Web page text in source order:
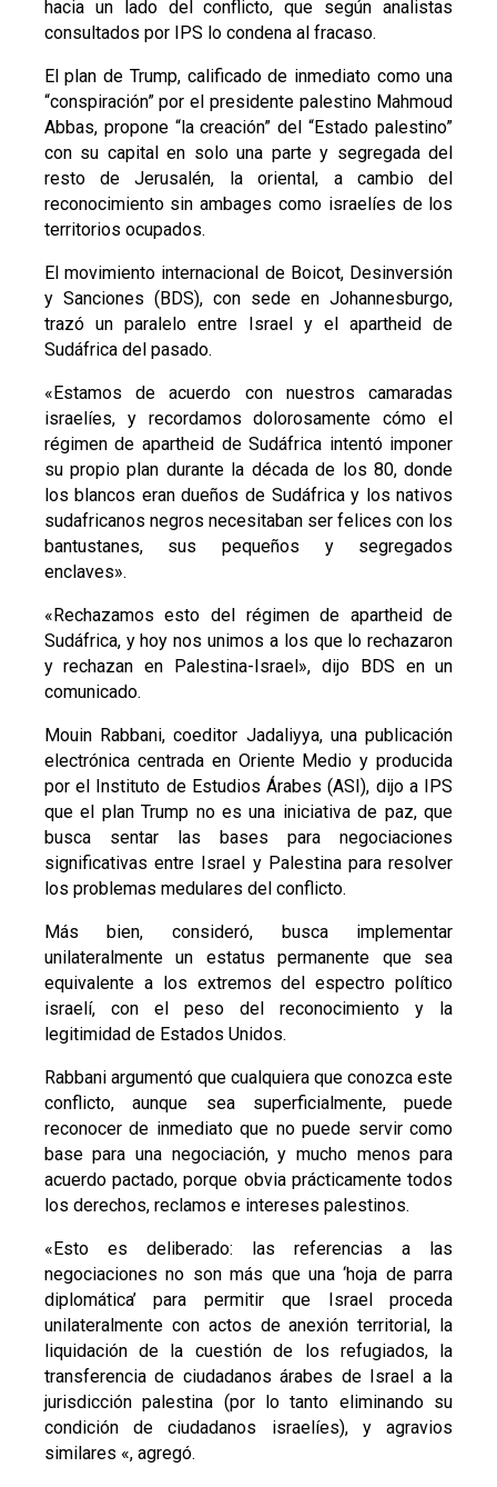
hacia un lado del conflicto, que según analistas
consultados por IPS lo condena al fracaso.
El plan de Trump, calificado de inmediato como una
“conspiración” por el presidente palestino Mahmoud
Abbas, propone “la creación” del “Estado palestino”
con su capital en solo una parte y segregada del
resto de Jerusalén, la oriental, a cambio del
reconocimiento sin ambages como israelíes de los
territorios ocupados.
El movimiento internacional de Boicot, Desinversión
y Sanciones (BDS), con sede en Johannesburgo,
trazó un paralelo entre Israel y el apartheid de
Sudáfrica del pasado.
«Estamos de acuerdo con nuestros camaradas
israelíes, y recordamos dolorosamente cómo el
régimen de apartheid de Sudáfrica intentó imponer
su propio plan durante la década de los 80, donde
los blancos eran dueños de Sudáfrica y los nativos
sudafricanos negros necesitaban ser felices con los
bantustanes, sus pequeños y segregados
enclaves».
«Rechazamos esto del régimen de apartheid de
Sudáfrica, y hoy nos unimos a los que lo rechazaron
y rechazan en Palestina-Israel», dijo BDS en un
comunicado.
Mouin Rabbani, coeditor Jadaliyya, una publicación
electrónica centrada en Oriente Medio y producida
por el Instituto de Estudios Árabes (ASI), dijo a IPS
que el plan Trump no es una iniciativa de paz, que
busca sentar las bases para negociaciones
significativas entre Israel y Palestina para resolver
los problemas medulares del conflicto.
Más bien, consideró, busca implementar
unilateralmente un estatus permanente que sea
equivalente a los extremos del espectro político
israelí, con el peso del reconocimiento y la
legitimidad de Estados Unidos.
Rabbani argumentó que cualquiera que conozca este
conflicto, aunque sea superficialmente, puede
reconocer de inmediato que no puede servir como
base para una negociación, y mucho menos para
acuerdo pactado, porque obvia prácticamente todos
los derechos, reclamos e intereses palestinos.
«Esto es deliberado: las referencias a las
negociaciones no son más que una ‘hoja de parra
diplomática’ para permitir que Israel proceda
unilateralmente con actos de anexión territorial, la
liquidación de la cuestión de los refugiados, la
transferencia de ciudadanos árabes de Israel a la
jurisdicción palestina (por lo tanto eliminando su
condición de ciudadanos israelíes), y agravios
similares «, agregó.